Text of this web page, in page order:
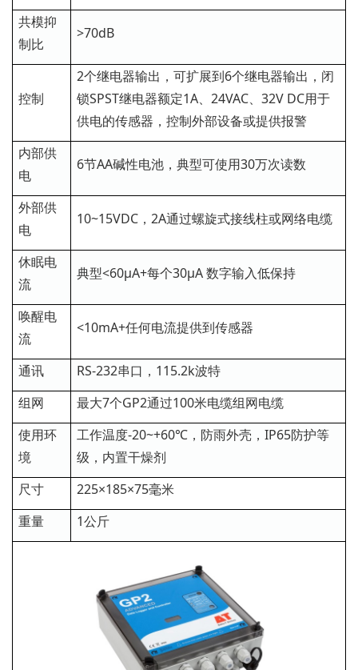
共模抑
制比
>70dB
控制
2个继电器输出，可扩展到6个继电器输出，闭
锁SPST继电器额定1A、24VAC、32V DC用于
供电的传感器，控制外部设备或提供报警
内部供
电
6节AA碱性电池，典型可使用30万次读数
外部供
电
10~15VDC，2A通过螺旋式接线柱或网络电缆
休眠电
流
典型<60μA+每个30μA 数字输入低保持
唤醒电
流
<10mA+任何电流提供到传感器
通讯
RS-232串口，115.2k波特
组网
最大7个GP2通过100米电缆组网电缆
使用环
境
工作温度-20~+60℃，防雨外壳，IP65防护等
级，内置干燥剂
尺寸
225×185×75毫米
重量
1公斤